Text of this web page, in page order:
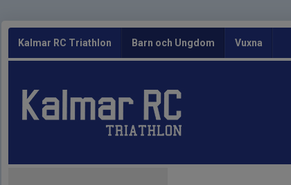
Kalmar RC Triathlon Barn och Ungdom Vuxna